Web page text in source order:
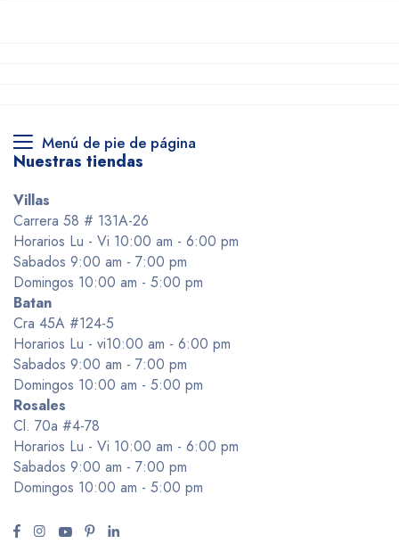
Menú de pie de página
Nuestras tiendas
Villas
Carrera 58 # 131A-26
Horarios Lu - Vi 10:00 am - 6:00 pm
Sabados 9:00 am - 7:00 pm
Domingos 10:00 am - 5:00 pm
Batan
Cra 45A #124-5
Horarios Lu - vi10:00 am - 6:00 pm
Sabados 9:00 am - 7:00 pm
Domingos 10:00 am - 5:00 pm
Rosales
Cl. 70a #4-78
Horarios Lu - Vi 10:00 am - 6:00 pm
Sabados 9:00 am - 7:00 pm
Domingos 10:00 am - 5:00 pm